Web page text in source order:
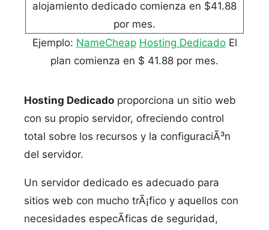
Ejemplo: NameCheap Hosting DedicadoEl
plan comienza en $ 41.88 por mes.
Hosting Dedicado proporciona un sitio web
con su propio servidor, ofreciendo control
total sobre los recursos y la configuraciÃ³n
del servidor.
Un servidor dedicado es adecuado para
sitios web con mucho trÃ¡fico y aquellos con
necesidades especÃ­ficas de seguridad,